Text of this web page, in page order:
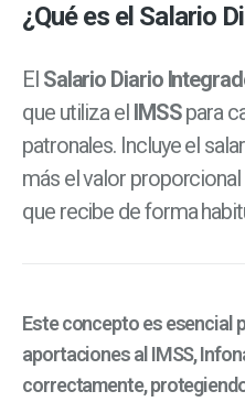
¿Qué es el Salario
El Salario Diario
que utiliza el IMSSpara
patronales. Incluye el
más el valor
que recibe de forma
Este concepto es esencial
aportaciones al IMSS,
correctamente,